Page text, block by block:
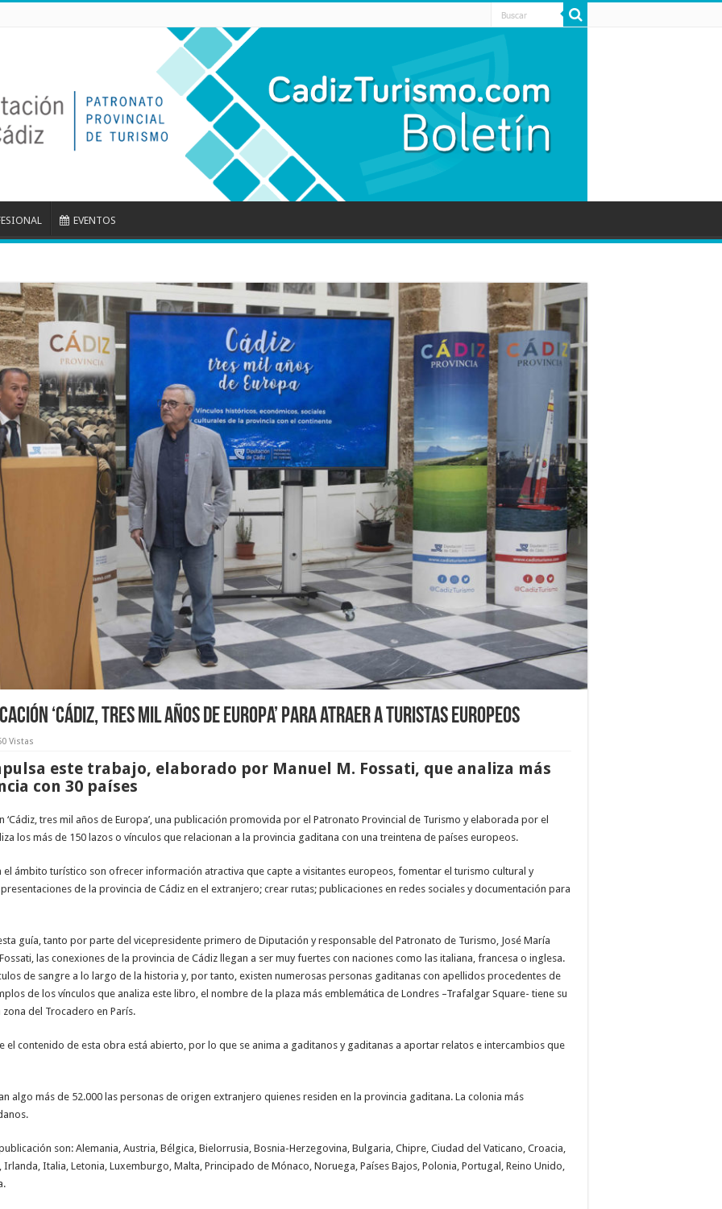
EVENTOS
‘Cádiz, tres mil años de Europa’ para atraer a turistas europeos
Vistas
este trabajo, elaborado por Manuel M. Fossati, que analiza más
con 30 países
‘Cádiz, tres mil años de Europa’, una publicación promovida por el Patronato Provincial de Turismo y elaborada por el
los más de 150 lazos o vínculos que relacionan a la provincia gaditana con una treintena de países europeos.
ámbito turístico son ofrecer información atractiva que capte a visitantes europeos, fomentar el turismo cultural y
de la provincia de Cádiz en el extranjero; crear rutas; publicaciones en redes sociales y documentación para
guía, tanto por parte del vicepresidente primero de Diputación y responsable del Patronato de Turismo, José María
las conexiones de la provincia de Cádiz llegan a ser muy fuertes con naciones como las italiana, francesa o inglesa.
de sangre a lo largo de la historia y, por tanto, existen numerosas personas gaditanas con apellidos procedentes de
de los vínculos que analiza este libro, el nombre de la plaza más emblemática de Londres –Trafalgar Square- tiene su
del Trocadero en París.
el contenido de esta obra está abierto, por lo que se anima a gaditanos y gaditanas a aportar relatos e intercambios que
algo más de 52.000 las personas de origen extranjero quienes residen en la provincia gaditana. La colonia más
son: Alemania, Austria, Bélgica, Bielorrusia, Bosnia-Herzegovina, Bulgaria, Chipre, Ciudad del Vaticano, Croacia,
Irlanda, Italia, Letonia, Luxemburgo, Malta, Principado de Mónaco, Noruega, Países Bajos, Polonia, Portugal, Reino Unido,